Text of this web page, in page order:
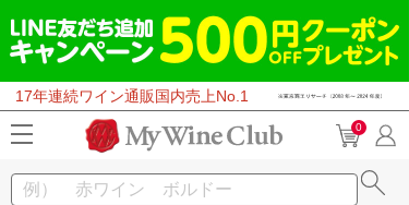
17年連続ワイン通販国内売上No.1
0